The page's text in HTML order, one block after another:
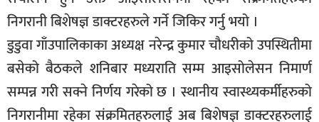
निगरानी बिशेषज्ञ डाक्टरहरुले गर्ने जिकिर गर्नु भयो ।
डुडुवा गाँउपालिकाका अध्यक्ष नरेन्द्र कुमार चौधरीको उपस्थितीमा
बसेको बैठकले शनिबार मध्यराति सम्म आइसोलेसन निमार्ण
सम्पन्न गरी सक्ने निर्णय गरेको छ । स्थानीय स्वास्थ्यकर्मीहरुको
निगरानीमा रहेका संक्रमितहरुलाई अब बिशेषज्ञ डाक्टरहरुलाई